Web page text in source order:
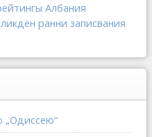
Албания
ранни записвания
„Одиссею“